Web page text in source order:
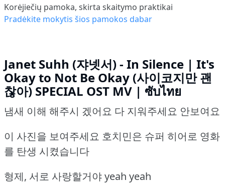
Korėjiečių pamoka, skirta skaitymo praktikai
Pradėkite mokytis šios pamokos dabar
Janet Suhh (쟈넷서) - In Silence | It's
Okay to Not Be Okay (사이코지만 괜
찮아) SPECIAL OST MV | ซับไทย
냄새 이해 해주시 겠어요 다 지워주세요 안보여요
이 사진을 보여주세요 호치민은 슈퍼 히어로 영화
를 탄생 시켰습니다
형제, 서로 사랑할거야 yeah yeah